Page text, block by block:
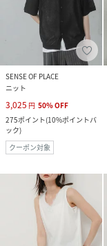
SENSE OF PLACE
ニット
3,025 円 50%OFF
275ポイント(10%ポイントバ
ック)
クーポン対象